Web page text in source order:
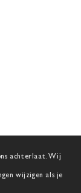
achterlaat. Wij
wijzigen als je